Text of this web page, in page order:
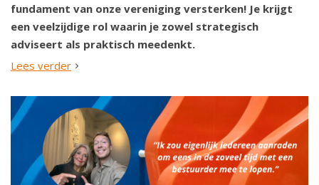
fundament van onze vereniging versterken! Je krijgt
een veelzijdige rol waarin je zowel strategisch
adviseert als praktisch meedenkt.
Lees verder